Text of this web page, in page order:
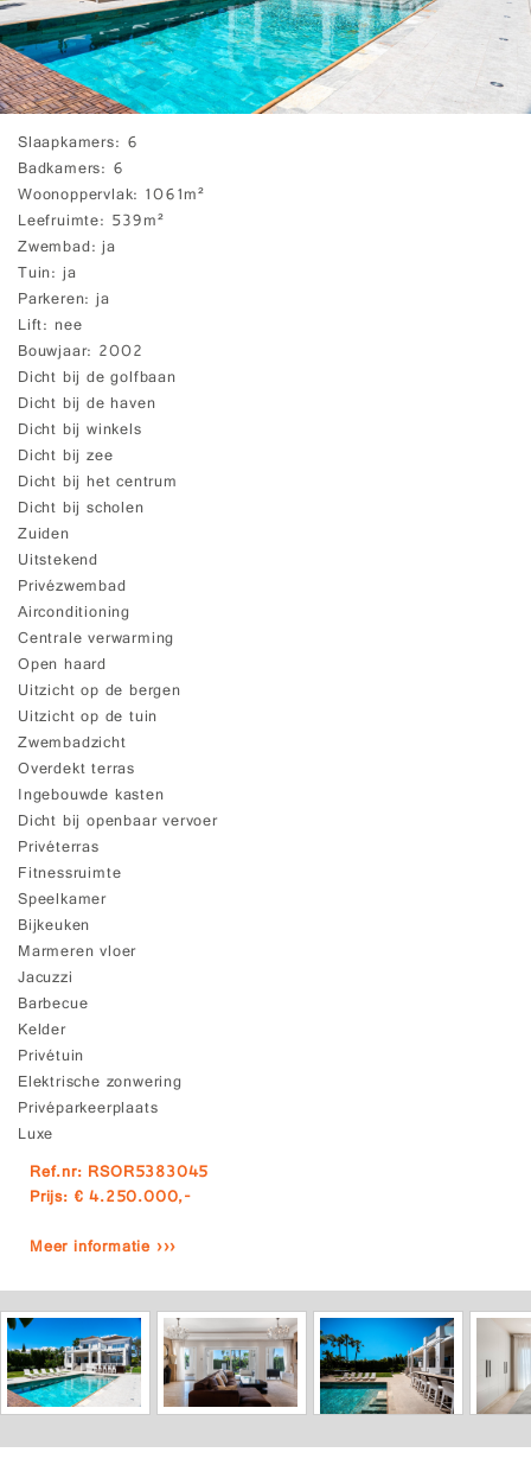
Slaapkamers 6
Badkamers 6
Woonoppervlak 1061m²
Leefruimte 539m²
Zwembad ja
Tuin ja
Parkeren ja
Lift nee
Bouwjaar 2002
Dicht bij de golfbaan
Dicht bij de haven
Dicht bij winkels
Dicht bij zee
Dicht bij het centrum
Dicht bij scholen
Zuiden
Uitstekend
Privézwembad
Airconditioning
Centrale verwarming
Open haard
Uitzicht op de bergen
Uitzicht op de tuin
Zwembadzicht
Overdekt terras
Ingebouwde kasten
Dicht bij openbaar vervoer
Privéterras
Fitnessruimte
Speelkamer
Bijkeuken
Marmeren vloer
Jacuzzi
Barbecue
Kelder
Privétuin
Elektrische zonwering
Privéparkeerplaats
Luxe
Ref.nr: RSOR5383045
Prijs: € 4.250.000,-
Meer informatie ›››